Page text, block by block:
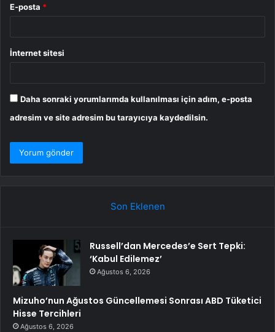
E-posta *
İnternet sitesi
Daha sonraki yorumlarımda kullanılması için adım, e-posta
adresim ve site adresim bu tarayıcıya kaydedilsin.
Son Eklenen
Russell’dan Mercedes’e Sert Tepki:
‘Kabul Edilemez’
Ağustos 6, 2026
Mizuho’nun Ağustos Güncellemesi Sonrası ABD Tüketici
Hisse Tercihleri
Ağustos 6, 2026